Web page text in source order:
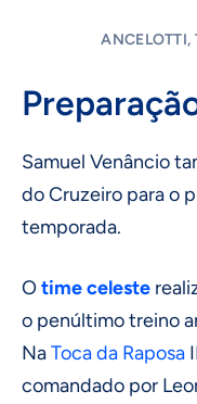
ANCELOTTI,
Samuel Venâncio
do Cruzeiro para o
temporada.
Otime celeste
o penúltimo treino
NaToca da Raposa
comandado por